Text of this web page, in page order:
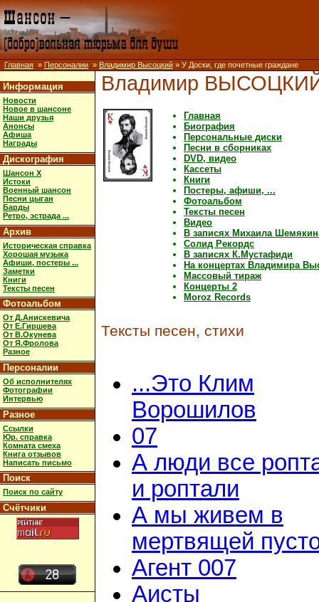
Главная » Персоналии » Владимир Высоцкий » У Доски, где почетные граждане
Информация
Новости
Новое в шансоне
Наши друзья
Анонсы
Афиша
Награды
Дискография
Шансон X
Истоки
Военный шансон
Песни цыган
Барды
Ретро, эстрада ...
Архив
Историческая справка
Хорошая музыка
Афиши, постеры ...
Заметки
Книги
Тексты песен
Фотоальбом
От Д.Анискевича
От Е.Гиршева
От В.Окунева
От Я.Фролова
Разное
Персоналии
Об исполнителях
Фотографии
Интервью
Разное
Ссылки
Юр. справка
Комната смеха
Книга отзывов
Написать письмо
Поиск
Поиск по сайту
Счётчики
Владимир
Главная
Биография
Персональные диски
Песни в сборниках
DVD, видео
Кассеты
Книги
Постеры, афиши, ...
Фотоальбом
Тексты песен
Видео
В записях Михаила
Солид Рекордс
В записях К.Мустафиди
На концертах Владимира
Массовый тираж
Концерты 2
Moroz Records
Тексты песен, стихи
...Это Клим
Ворошилов
07
А люди все
и роптали
А мы живем в
мертвящей
Агент 007
Аисты